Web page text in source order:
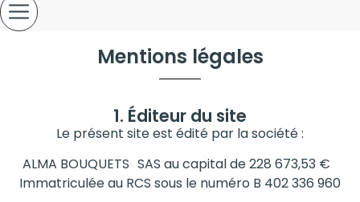
Mentions légales
1. Éditeur du site
Le présent site est édité par la société :
ALMA BOUQUETS SAS au capital de 228 673,53 €
Immatriculée au RCS sous le numéro B 402 336 960